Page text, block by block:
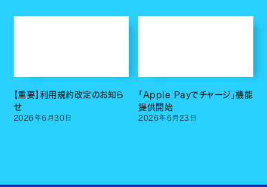
【重要】利用規約改定のお知ら
せ
2026年6 月 30 日
「Apple Payでチャージ」機能
提供開始
2026年6 月 23 日